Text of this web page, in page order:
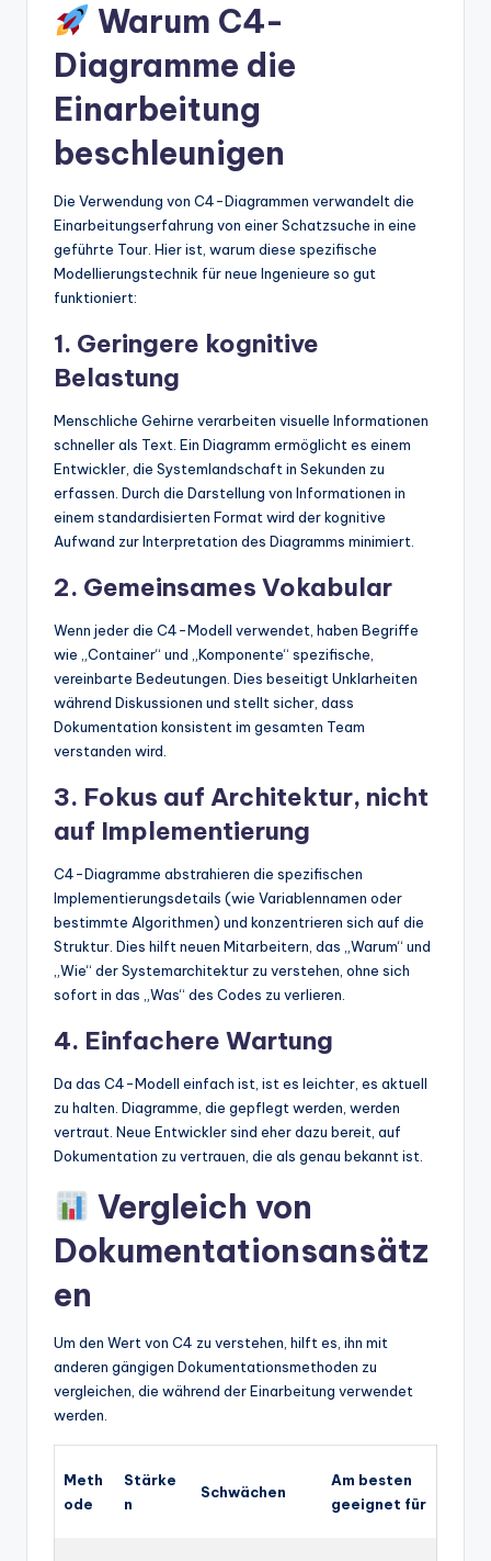
Warum C4-
Diagramme die
Einarbeitung
beschleunigen
Die Verwendung von C4-Diagrammen verwandelt die
Einarbeitungserfahrung von einer Schatzsuche in eine
geführte Tour. Hier ist, warum diese spezifische
Modellierungstechnik für neue Ingenieure so gut
funktioniert:
1. Geringere kognitive
Belastung
Menschliche Gehirne verarbeiten visuelle Informationen
schneller als Text. Ein Diagramm ermöglicht es einem
Entwickler, die Systemlandschaft in Sekunden zu
erfassen. Durch die Darstellung von Informationen in
einem standardisierten Format wird der kognitive
Aufwand zur Interpretation des Diagramms minimiert.
2. Gemeinsames Vokabular
Wenn jeder die C4-Modell verwendet, haben Begriffe
wie „Container“ und „Komponente“ spezifische,
vereinbarte Bedeutungen. Dies beseitigt Unklarheiten
während Diskussionen und stellt sicher, dass
Dokumentation konsistent im gesamten Team
verstanden wird.
3. Fokus auf Architektur, nicht
auf Implementierung
C4-Diagramme abstrahieren die spezifischen
Implementierungsdetails (wie Variablennamen oder
bestimmte Algorithmen) und konzentrieren sich auf die
Struktur. Dies hilft neuen Mitarbeitern, das „Warum“ und
„Wie“ der Systemarchitektur zu verstehen, ohne sich
sofort in das „Was“ des Codes zu verlieren.
4. Einfachere Wartung
Da das C4-Modell einfach ist, ist es leichter, es aktuell
zu halten. Diagramme, die gepflegt werden, werden
vertraut. Neue Entwickler sind eher dazu bereit, auf
Dokumentation zu vertrauen, die als genau bekannt ist.
Vergleich von
Dokumentationsansätz
en
Um den Wert von C4 zu verstehen, hilft es, ihn mit
anderen gängigen Dokumentationsmethoden zu
vergleichen, die während der Einarbeitung verwendet
werden.
Meth
ode
Stärke
n
Schwächen
Am besten
geeignet für